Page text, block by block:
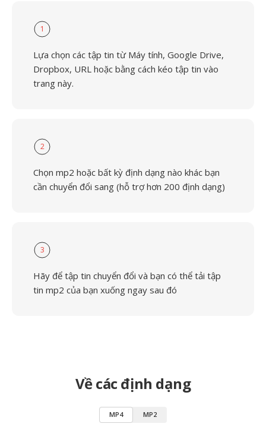
1
Lựa chọn các tập tin từ Máy tính, Google Drive,
Dropbox, URL hoặc bằng cách kéo tập tin vào
trang này.
2
Chọn mp2 hoặc bất kỳ định dạng nào khác bạn
cần chuyển đổi sang (hỗ trợ hơn 200 định dạng)
3
Hãy để tập tin chuyển đổi và bạn có thể tải tập
tin mp2 của bạn xuống ngay sau đó
Về các định dạng
MP4 MP2